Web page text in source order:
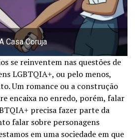
Casa Coruja
se reinventem nas questões de
LGBTQIA+, ou pelo menos,
Um romance ou a construção
encaixa no enredo, porém, falar
precisa fazer parte da
falar sobre personagens
em uma sociedade em que